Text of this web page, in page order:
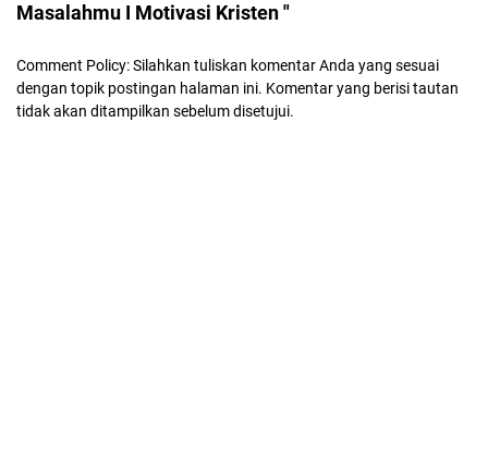
Masalahmu I Motivasi Kristen "
Comment Policy: Silahkan tuliskan komentar Anda yang sesuai
dengan topik postingan halaman ini. Komentar yang berisi tautan
tidak akan ditampilkan sebelum disetujui.